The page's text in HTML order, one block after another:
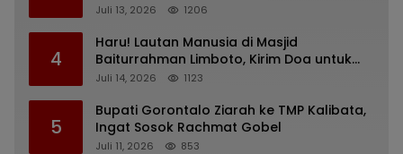
yang Diusulkan
Juli 13, 2026 1206
4
Haru! Lautan Manusia di Masjid
Baiturrahman Limboto, Kirim Doa untuk
Almarhum Rachmat Gobel
Juli 14, 2026 1123
5
Bupati Gorontalo Ziarah ke TMP Kalibata,
Ingat Sosok Rachmat Gobel
Juli 11, 2026 853